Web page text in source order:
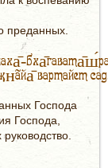
преданных.
вартайет
Господа
Господа,